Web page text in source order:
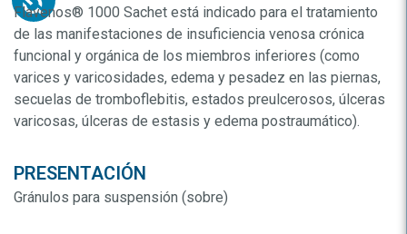
Flavenos® 1000 Sachet está indicado para el tratamiento
de las manifestaciones de insuficiencia venosa crónica
funcional y orgánica de los miembros inferiores (como
varices y varicosidades, edema y pesadez en las piernas,
secuelas de tromboflebitis, estados preulcerosos, úlceras
varicosas, úlceras de estasis y edema postraumático).
PRESENTACIÓN
Gránulos para suspensión (sobre)